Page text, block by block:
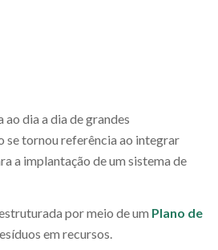
dia a dia de grandes
se tornou referência ao integrar
a implantação de um sistema de
por meio de um Plano de
em recursos.